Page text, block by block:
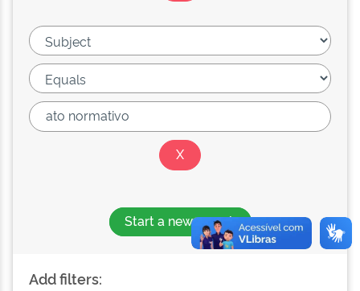
Start a new search
Add filters: